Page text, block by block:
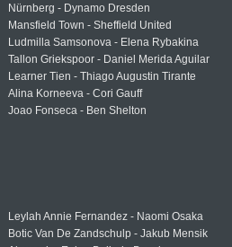
Nürnberg - Dynamo Dresden
Mansfield Town - Sheffield United
Ludmilla Samsonova - Elena Rybakina
Tallon Griekspoor - Daniel Merida Aguilar
Learner Tien - Thiago Augustin Tirante
Alina Korneeva - Cori Gauff
Joao Fonseca - Ben Shelton
Leylah Annie Fernandez - Naomi Osaka
Botic Van De Zandschulp - Jakub Mensik